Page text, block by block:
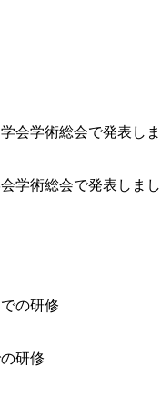
学術総会で発表しま
研修